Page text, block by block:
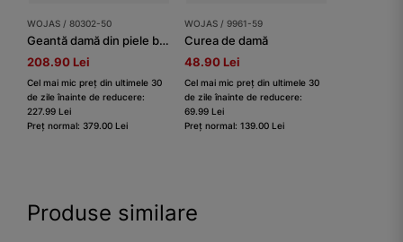
WOJAS / 80302-50
Geantă damă din piele bej cu închizătoare decorată cu cristale
208.90 Lei
Cel mai mic preț din ultimele 30
de zile înainte de reducere:
227.99 Lei
Preț normal: 379.00 Lei
WOJAS / 9961-59
Curea de damă
48.90 Lei
Cel mai mic preț din ultimele 30
de zile înainte de reducere:
69.99 Lei
Preț normal: 139.00 Lei
Produse similare